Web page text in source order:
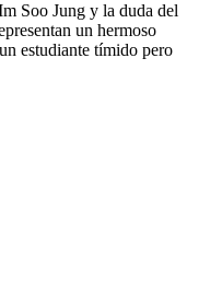
Soo Jung y la duda del
un hermoso
estudiante tímido pero